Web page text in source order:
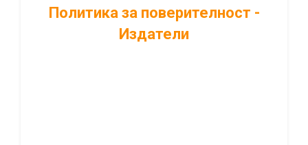
Политика за поверителност -
Издатели